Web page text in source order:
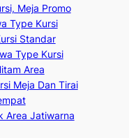
Meja Promo
Type Kursi
Standar
Type Kursi
Area
Meja Dan Tirai
Area Jatiwarna